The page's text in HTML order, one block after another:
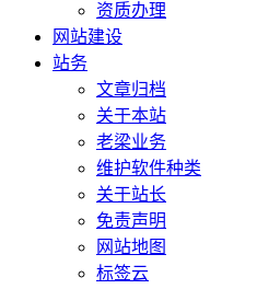
资质办理
网站建设
站务
文章归档
关于本站
老梁业务
维护软件种类
关于站长
免责声明
网站地图
标签云